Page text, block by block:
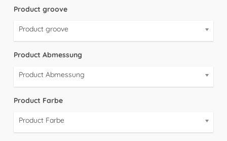
Product groove
Product groove
Product Abmessung
Product Abmessung
Product Farbe
Product Farbe